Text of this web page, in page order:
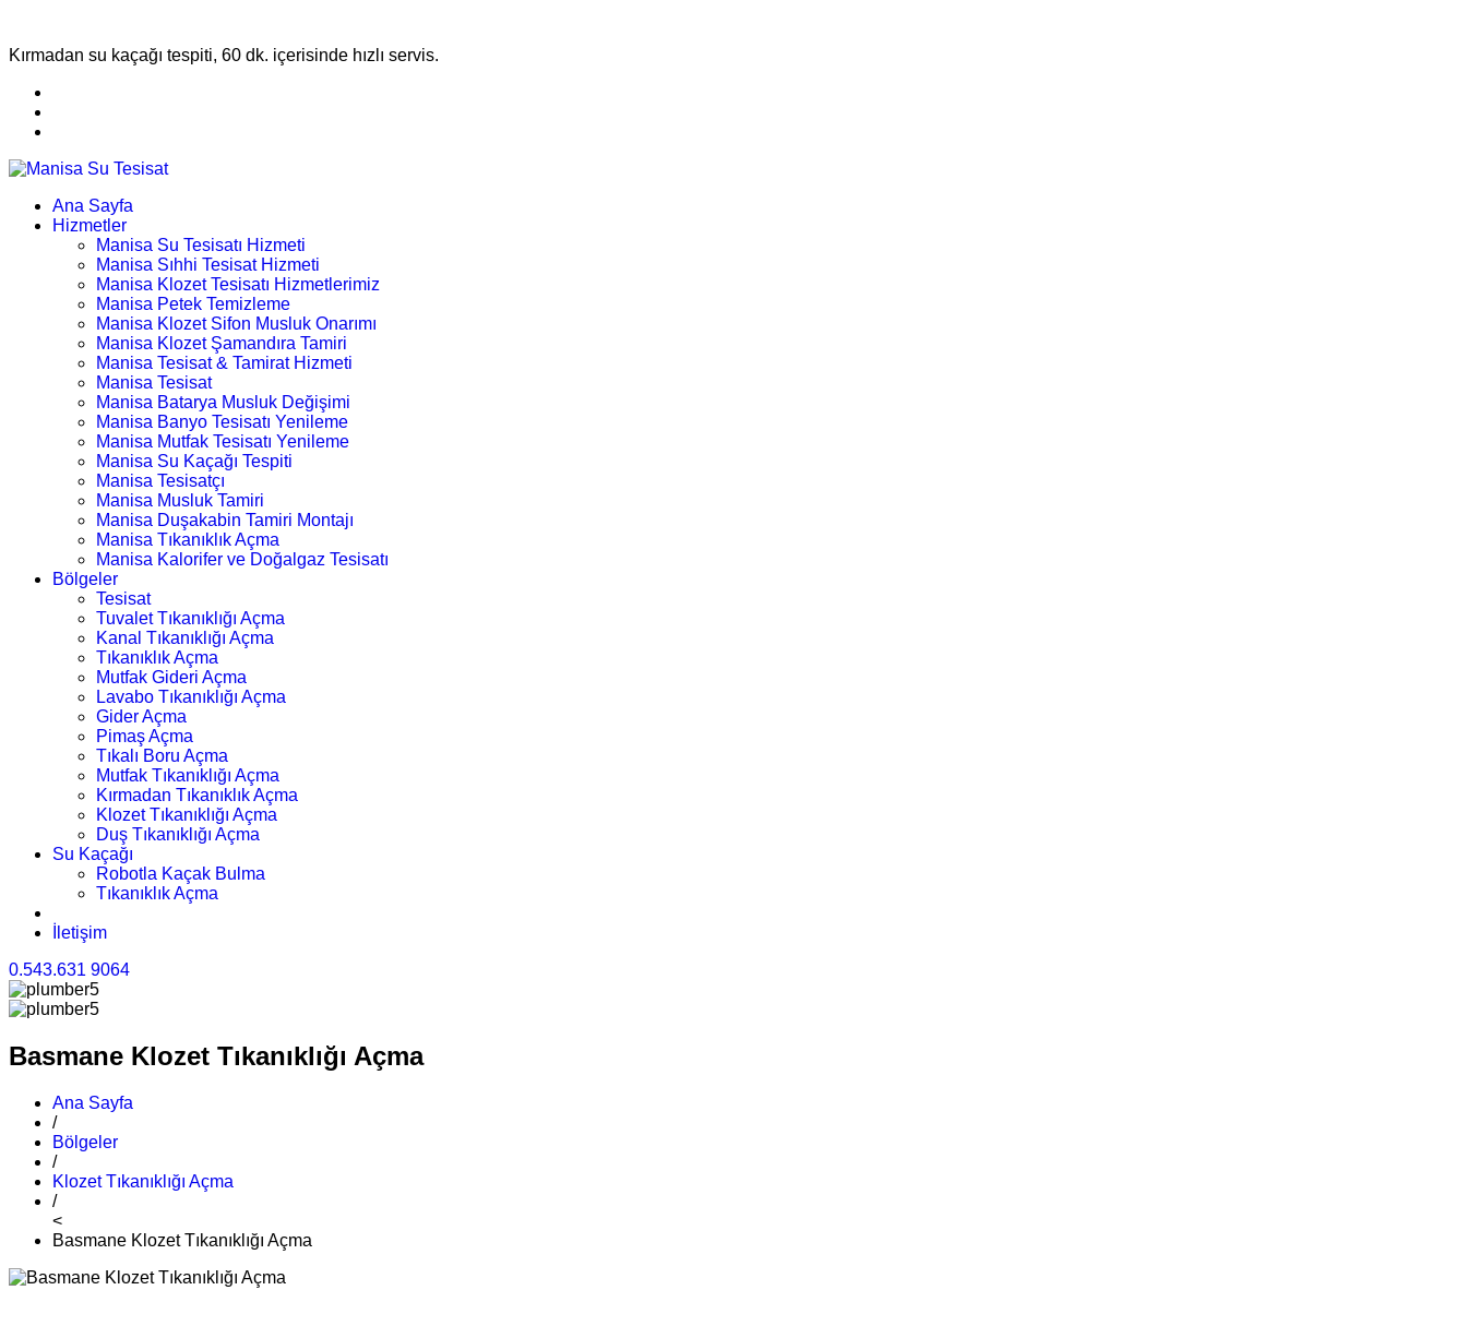
Kırmadan su kaçağı tespiti, 60 dk. içerisinde hızlı servis.
Ana Sayfa
Hizmetler
Manisa Su Tesisatı Hizmeti
Manisa Sıhhi Tesisat Hizmeti
Manisa Klozet Tesisatı Hizmetlerimiz
Manisa Petek Temizleme
Manisa Klozet Sifon Musluk Onarımı
Manisa Klozet Şamandıra Tamiri
Manisa Tesisat & Tamirat Hizmeti
Manisa Tesisat
Manisa Batarya Musluk Değişimi
Manisa Banyo Tesisatı Yenileme
Manisa Mutfak Tesisatı Yenileme
Manisa Su Kaçağı Tespiti
Manisa Tesisatçı
Manisa Musluk Tamiri
Manisa Duşakabin Tamiri Montajı
Manisa Tıkanıklık Açma
Manisa Kalorifer ve Doğalgaz Tesisatı
Bölgeler
Tesisat
Tuvalet Tıkanıklığı Açma
Kanal Tıkanıklığı Açma
Tıkanıklık Açma
Mutfak Gideri Açma
Lavabo Tıkanıklığı Açma
Gider Açma
Pimaş Açma
Tıkalı Boru Açma
Mutfak Tıkanıklığı Açma
Kırmadan Tıkanıklık Açma
Klozet Tıkanıklığı Açma
Duş Tıkanıklığı Açma
Su Kaçağı
Robotla Kaçak Bulma
Tıkanıklık Açma
İletişim
0.543.631 9064
Basmane Klozet Tıkanıklığı Açma
Ana Sayfa
/
Bölgeler
/
Klozet Tıkanıklığı Açma
/
<
Basmane Klozet Tıkanıklığı Açma